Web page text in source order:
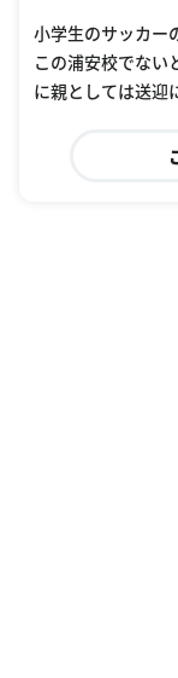
小学生のサッカー
この浦安校でない
に親としては送迎